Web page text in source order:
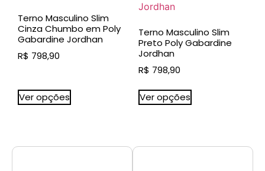
Terno Masculino Slim
Cinza Chumbo em Poly
Gabardine Jordhan
R$ 798,90
Ver opções
Terno Masculino Slim
Preto Poly Gabardine
Jordhan
R$ 798,90
Ver opções